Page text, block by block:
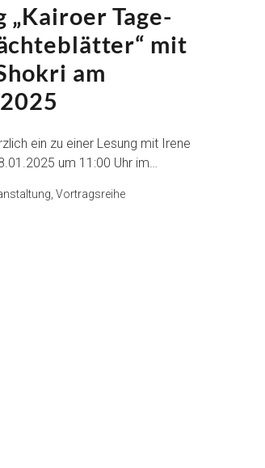
„Kairoer Tage-
mit
am
ein zu einer Lesung mit Irene
um 11:00 Uhr im…
Vortragsreihe